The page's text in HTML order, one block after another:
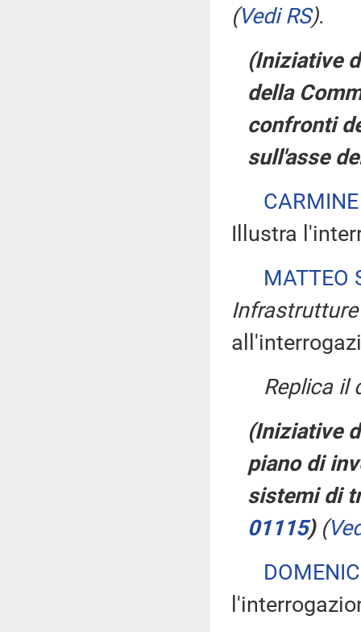
(Vedi RS).
(Iniziative
della
confronti
sull'asse
Illustra
MATTEO
Replica il
(Iniziative
piano di
sistemi di
01115) (